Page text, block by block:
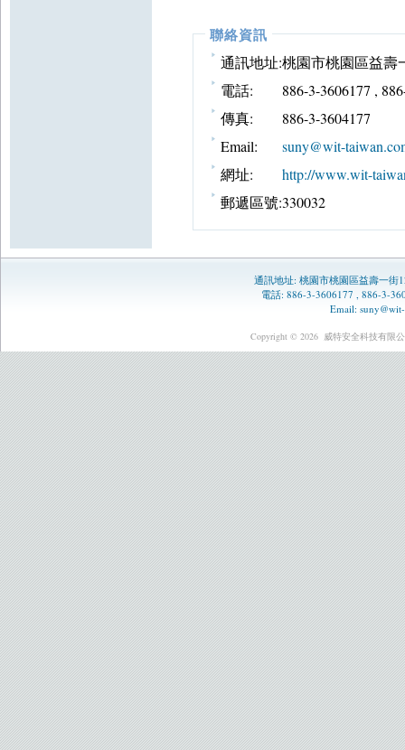
聯絡資訊
通訊地址:桃園市桃園區益壽
電話:
886-3-3606177 ,
傳真:
886-3-3604177
Email:
suny@wit-
網址:
http://www.wit-
郵遞區號:330032
通訊地址: 桃園市桃園區益壽一街
電話: 886-3-3606177 , 886-3-
Email:
Copyright © 2026 威特安全科技有限